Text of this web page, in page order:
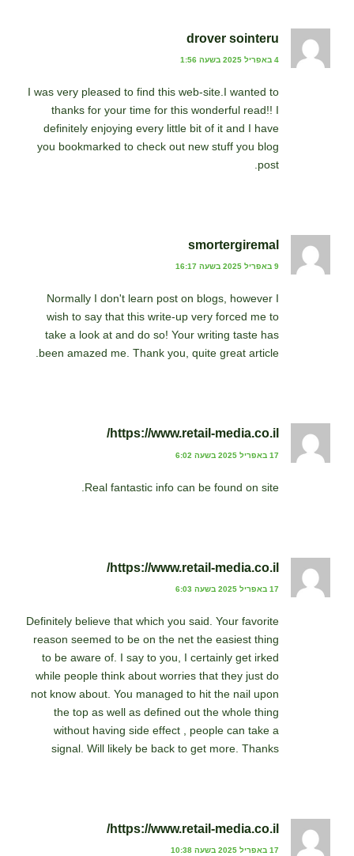
drover sointeru
4 באפריל 2025 בשעה 1:56
I was very pleased to find this web-site.I wanted to
thanks for your time for this wonderful read!! I
definitely enjoying every little bit of it and I have
you bookmarked to check out new stuff you blog
post.
smortergiremal
9 באפריל 2025 בשעה 16:17
Normally I don't learn post on blogs, however I
wish to say that this write-up very forced me to
take a look at and do so! Your writing taste has
been amazed me. Thank you, quite great article.
https://www.retail-media.co.il/
17 באפריל 2025 בשעה 6:02
Real fantastic info can be found on site.
https://www.retail-media.co.il/
17 באפריל 2025 בשעה 6:03
Definitely believe that which you said. Your favorite
reason seemed to be on the net the easiest thing
to be aware of. I say to you, I certainly get irked
while people think about worries that they just do
not know about. You managed to hit the nail upon
the top as well as defined out the whole thing
without having side effect , people can take a
signal. Will likely be back to get more. Thanks
https://www.retail-media.co.il/
17 באפריל 2025 בשעה 10:38